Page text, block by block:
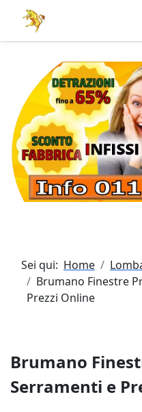
Sei qui: Home
Brumano Finestre
Prezzi Online
Brumano
Serramenti e